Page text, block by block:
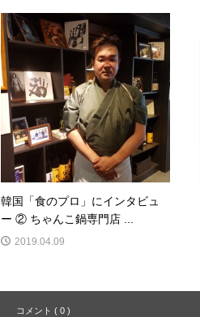
韓国「食のプロ」にインタビュ
ー ② ちゃんこ鍋専門店 ...
2019.04.09
コメント ( 0 )